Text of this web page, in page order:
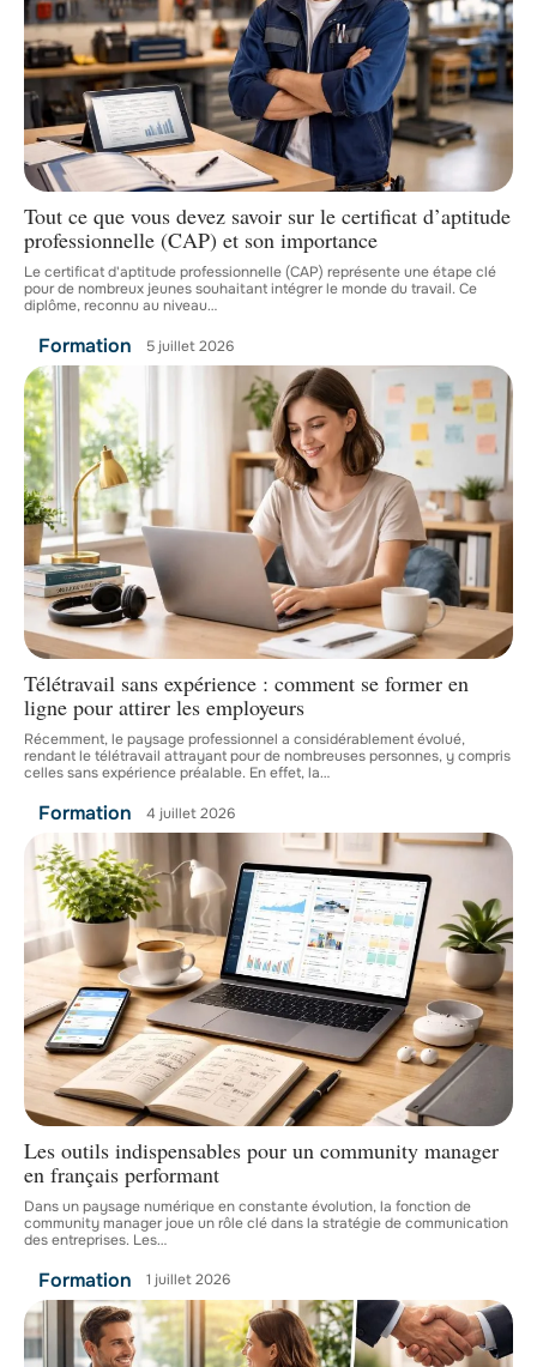
Tout ce que vous devez savoir sur le certificat d’aptitude
professionnelle (CAP) et son importance
Le certificat d'aptitude professionnelle (CAP) représente une étape clé
pour de nombreux jeunes souhaitant intégrer le monde du travail. Ce
diplôme, reconnu au niveau…
Formation 5 juillet 2026
Télétravail sans expérience : comment se former en
ligne pour attirer les employeurs
Récemment, le paysage professionnel a considérablement évolué,
rendant le télétravail attrayant pour de nombreuses personnes, y compris
celles sans expérience préalable. En effet, la…
Formation 4 juillet 2026
Les outils indispensables pour un community manager
en français performant
Dans un paysage numérique en constante évolution, la fonction de
community manager joue un rôle clé dans la stratégie de communication
des entreprises. Les…
Formation 1 juillet 2026